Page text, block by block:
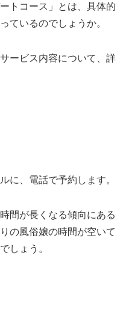
トコース」とは、具体的
ているのでしょうか。
ービス内容について、詳
に、電話で予約します。
間が長くなる傾向にある
の風俗嬢の時間が空いて
しょう。